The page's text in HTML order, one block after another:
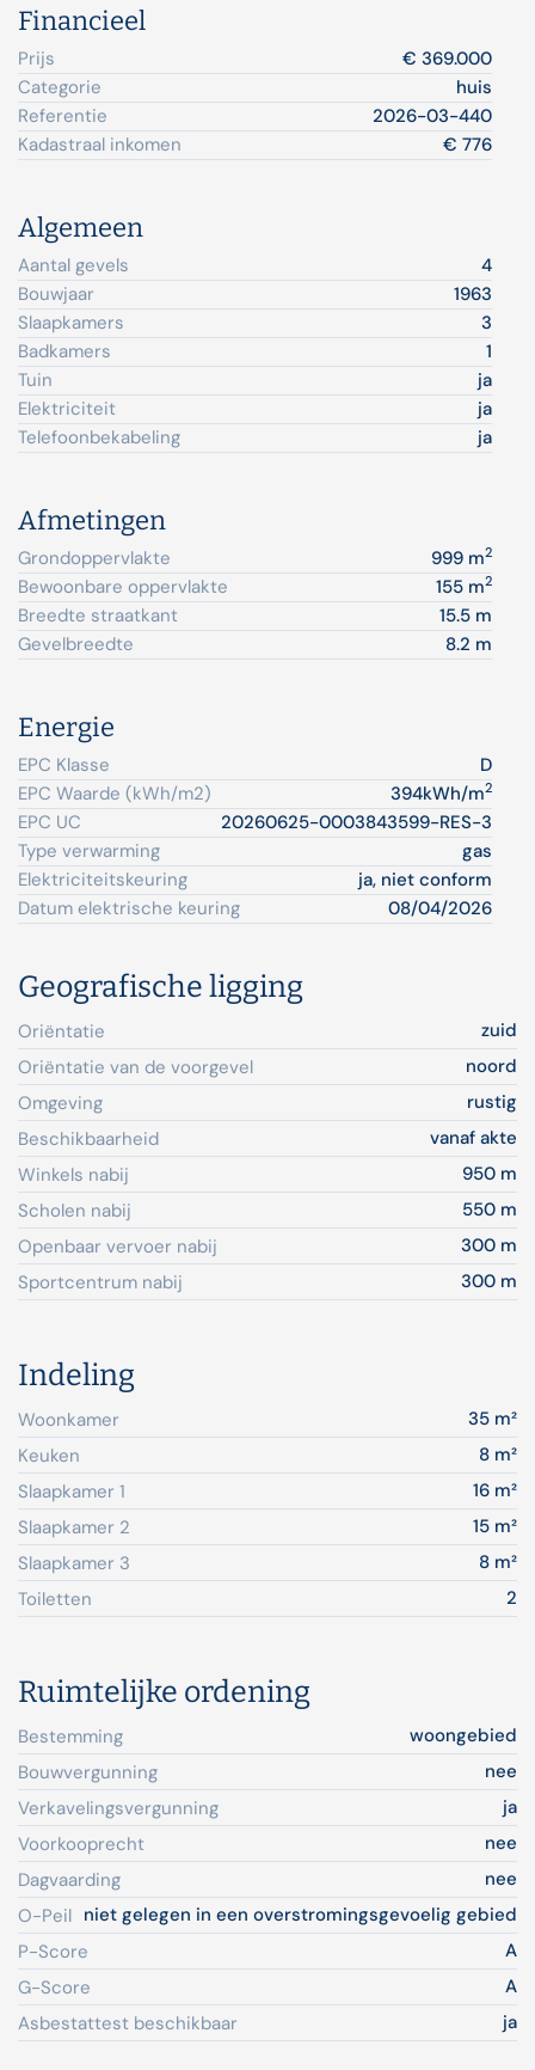
Financieel
Prijs
€ 369.000
Categorie
huis
Referentie
2026-03-440
Kadastraal inkomen
€ 776
Algemeen
Aantal gevels
4
Bouwjaar
1963
Slaapkamers
3
Badkamers
1
Tuin
ja
Elektriciteit
ja
Telefoonbekabeling
ja
Afmetingen
Grondoppervlakte 999 m2
Bewoonbare oppervlakte 155 m2
Breedte straatkant
15.5 m
Gevelbreedte
8.2 m
Energie
EPC Klasse
D
EPC Waarde (kWh/m2)
394kWh/m2
EPC UC
20260625-0003843599-RES-3
Type verwarming
gas
Elektriciteitskeuring
ja, niet conform
Datum elektrische keuring
08/04/2026
Geografische ligging
Oriëntatie
zuid
Oriëntatie van de voorgevel
noord
Omgeving
rustig
Beschikbaarheid
vanaf akte
Winkels nabij
950 m
Scholen nabij
550 m
Openbaar vervoer nabij
300 m
Sportcentrum nabij
300 m
Indeling
Woonkamer
35 m²
Keuken
8 m²
Slaapkamer 1
16 m²
Slaapkamer 2
15 m²
Slaapkamer 3
8 m²
Toiletten
2
Ruimtelijke ordening
Bestemming
woongebied
Bouwvergunning
nee
Verkavelingsvergunning
ja
Voorkooprecht
nee
Dagvaarding
nee
O-Peil niet gelegen in een overstromingsgevoelig gebied
P-Score
A
G-Score
A
Asbestattest beschikbaar
ja